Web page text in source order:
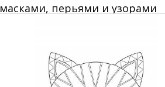
масками, перьями и узорами